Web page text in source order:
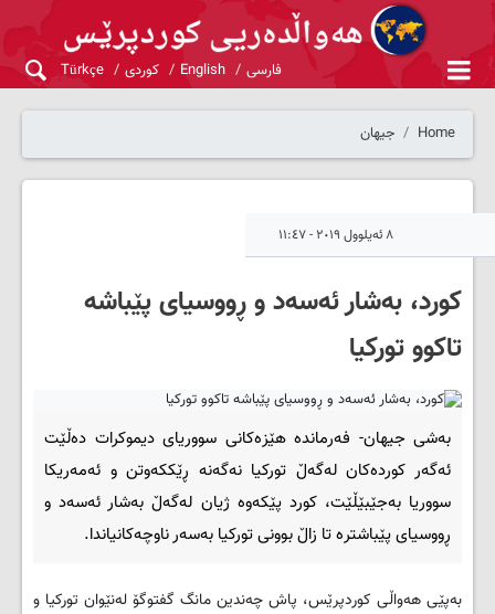
فارسی English کوردی Türkçe
Home جیهان
٨ ئەیلوول ٢٠١٩ - ١١:٤٧
کورد، بەشار ئەسەد و ڕووسیای پێباشە
تاکوو تورکیا
بەشی جیهان- فەرماندە هێزەکانی سووریای دیموکرات دەڵێت
ئەگەر کوردەکان لەگەڵ تورکیا نەگەنە ڕێککەوتن و ئەمەریکا
سووریا بەجێبێڵێت، کورد پێکەوە ژیان لەگەڵ بەشار ئەسەد و
ڕووسیای پێباشترە تا زاڵ بوونی تورکیا بەسەر ناوچەکانیاندا.
بەپێی هەواڵی کوردپرێس، پاش چەندین مانگ گفتوگۆ لەنێوان تورکیا و